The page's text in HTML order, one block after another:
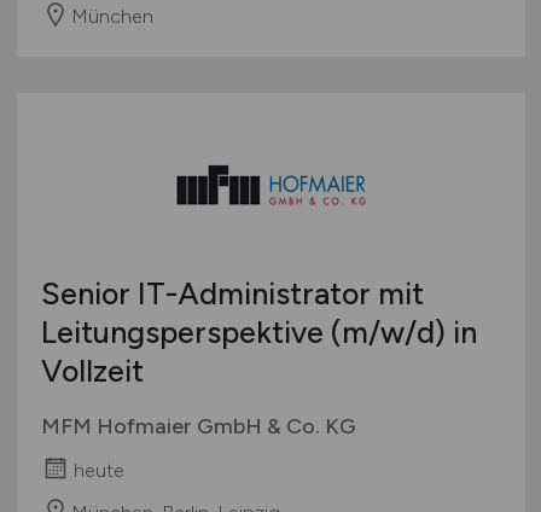
München
Senior IT-Administrator mit
Leitungsperspektive (m/w/d) in
Vollzeit
MFM Hofmaier GmbH & Co. KG
heute